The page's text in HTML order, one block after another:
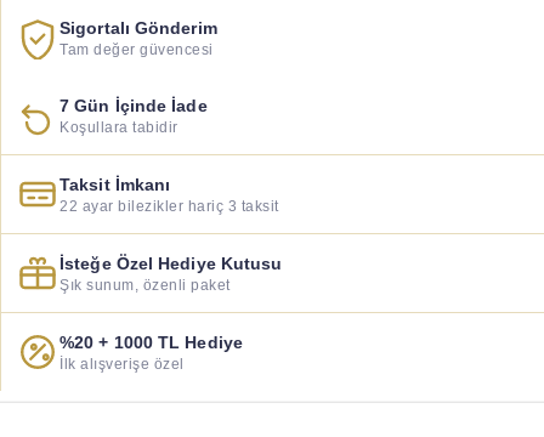
Sigortalı Gönderim
Tam değer güvencesi
7 Gün İçinde İade
Koşullara tabidir
Taksit İmkanı
22 ayar bilezikler hariç 3 taksit
İsteğe Özel Hediye Kutusu
Şık sunum, özenli paket
%20 + 1000 TL Hediye
İlk alışverişe özel